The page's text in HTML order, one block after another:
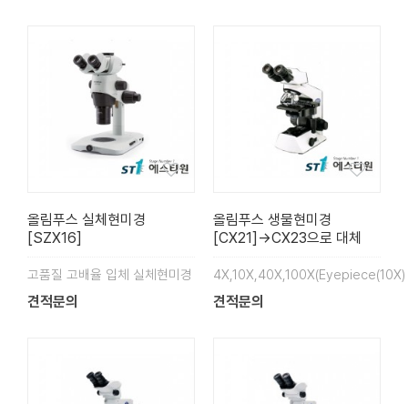
올림푸스 실체현미경
[SZX16]
고품질 고배율 입체 실체현미경
견적문의
올림푸스 생물현미경
[CX21]->CX23으로 대체
4X,10X,40X,100X(Eyepiece(10X)
견적문의